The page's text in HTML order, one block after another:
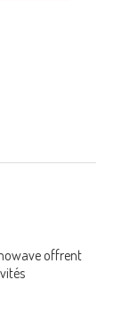
offrent